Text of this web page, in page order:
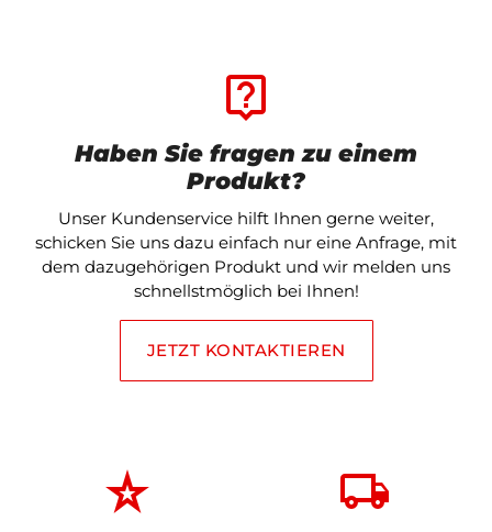
live_help
Haben Sie fragen zu einem
Produkt?
Unser Kundenservice hilft Ihnen gerne weiter,
schicken Sie uns dazu einfach nur eine Anfrage, mit
dem dazugehörigen Produkt und wir melden uns
schnellstmöglich bei Ihnen!
JETZT KONTAKTIEREN
star_rate local_shipping